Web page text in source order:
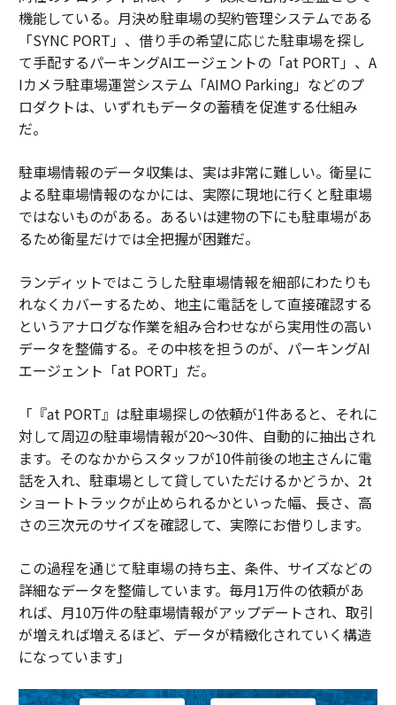
機能している。月決め駐車場の契約管理システムである
「SYNC PORT」、借り手の希望に応じた駐車場を探し
て手配するパーキングAIエージェントの「at PORT」、A
Iカメラ駐車場運営システム「AIMO Parking」などのプ
ロダクトは、いずれもデータの蓄積を促進する仕組み
だ。
駐車場情報のデータ収集は、実は非常に難しい。衛星に
よる駐車場情報のなかには、実際に現地に行くと駐車場
ではないものがある。あるいは建物の下にも駐車場があ
るため衛星だけでは全把握が困難だ。
ランディットではこうした駐車場情報を細部にわたりも
れなくカバーするため、地主に電話をして直接確認する
というアナログな作業を組み合わせながら実用性の高い
データを整備する。その中核を担うのが、パーキングAI
エージェント「at PORT」だ。
「『at PORT』は駐車場探しの依頼が1件あると、それに
対して周辺の駐車場情報が20～30件、自動的に抽出され
ます。そのなかからスタッフが10件前後の地主さんに電
話を入れ、駐車場として貸していただけるかどうか、2t
ショートトラックが止められるかといった幅、長さ、高
さの三次元のサイズを確認して、実際にお借りします。
この過程を通じて駐車場の持ち主、条件、サイズなどの
詳細なデータを整備しています。毎月1万件の依頼があ
れば、月10万件の駐車場情報がアップデートされ、取引
が増えれば増えるほど、データが精緻化されていく構造
になっています」